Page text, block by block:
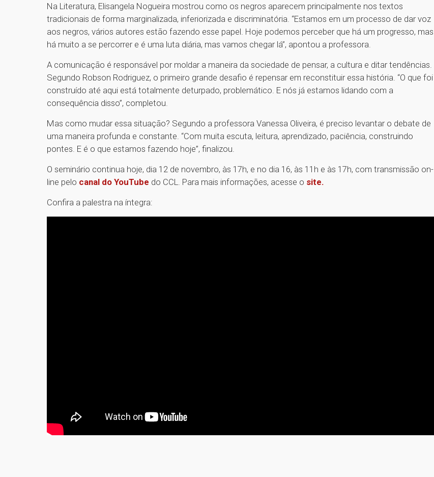
Na Literatura, Elisangela Nogueira mostrou como os negros aparecem principalmente nos textos
tradicionais de forma marginalizada, inferiorizada e discriminatória. “Estamos em um processo de dar voz
aos negros, vários autores estão fazendo esse papel. Hoje podemos perceber que há um progresso, mas
há muito a se percorrer e é uma luta diária, mas vamos chegar lá”, apontou a professora.
A comunicação é responsável por moldar a maneira da sociedade de pensar, a cultura e ditar tendências.
Segundo Robson Rodriguez, o primeiro grande desafio é repensar em reconstituir essa história. “O que foi
construído até aqui está totalmente deturpado, problemático. E nós já estamos lidando com a
consequência disso”, completou.
Mas como mudar essa situação? Segundo a professora Vanessa Oliveira, é preciso levantar o debate de
uma maneira profunda e constante. “Com muita escuta, leitura, aprendizado, paciência, construindo
pontes. E é o que estamos fazendo hoje”, finalizou.
O seminário continua hoje, dia 12 de novembro, às 17h, e no dia 16, às 11h e às 17h, com transmissão on-
line pelo canal do YouTube do CCL. Para mais informações, acesse o site.
Confira a palestra na íntegra: